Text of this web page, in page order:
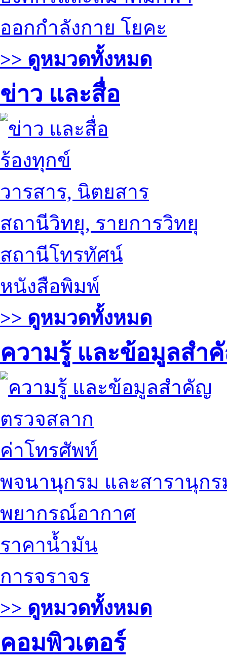
ออกกำลังกาย โยคะ
>> ดูหมวดทั้งหมด
ข่าว และสื่อ
ร้องทุกข์
วารสาร, นิตยสาร
สถานีวิทยุ, รายการวิทยุ
สถานีโทรทัศน์
หนังสือพิมพ์
>> ดูหมวดทั้งหมด
ความรู้ และข้อมูลสำ
ตรวจสลาก
ค่าโทรศัพท์
พจนานุกรม และสารานุกร
พยากรณ์อากาศ
ราคาน้ำมัน
การจราจร
>> ดูหมวดทั้งหมด
คอมพิวเตอร์